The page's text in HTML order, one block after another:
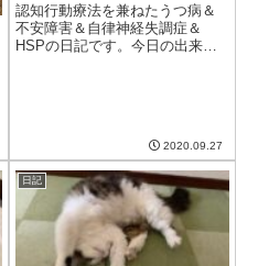
認知行動療法を兼ねたうつ病＆
不安障害＆自律神経失調症＆
HSPの日記です。今日の出来事
め。幸い、数値は悪... 2020.09.27
日記